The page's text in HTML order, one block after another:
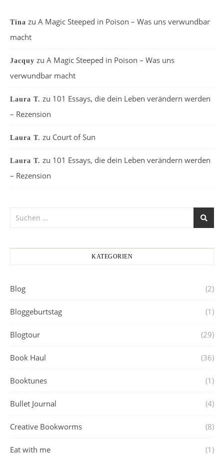
Tina zu A Magic Steeped in Poison – Was uns verwundbar
macht
Jacquy zu A Magic Steeped in Poison – Was uns
verwundbar macht
Laura T. zu 101 Essays, die dein Leben verändern werden
– Rezension
Laura T. zu Court of Sun
Laura T. zu 101 Essays, die dein Leben verändern werden
– Rezension
KATEGORIEN
Blog (2)
Bloggeburtstag (1)
Blogtour (29)
Book Haul (36)
Booktunes (1)
Bullet Journal (4)
Creative Bookworms (8)
Eat with me (1)